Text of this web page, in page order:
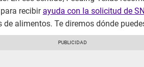
recibir ayuda con la solicitud de
de alimentos. Te diremos dónde